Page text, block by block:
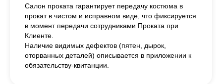
Салон проката гарантирует передачу костюма в
прокат в чистом и исправном виде, что фиксируется
в момент передачи сотрудниками Проката при
Клиенте.
Наличие видимых дефектов (пятен, дырок,
оторванных деталей) описывается в приложении к
обязательству-квитанции.